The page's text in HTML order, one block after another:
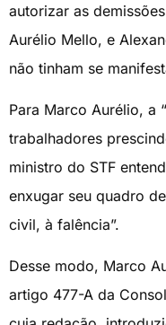
autorizar as
Aurélio Mello, e
não tinham se
Para Marco Aurélio, a
trabalhadores
ministro do STF
enxugar seu quadro
civil, à falência”.
Desse modo, Marco
artigo 477-A da